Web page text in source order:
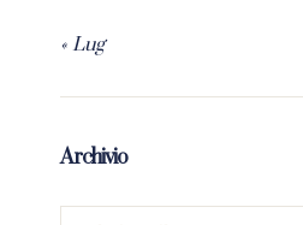
« Lug
Archivio